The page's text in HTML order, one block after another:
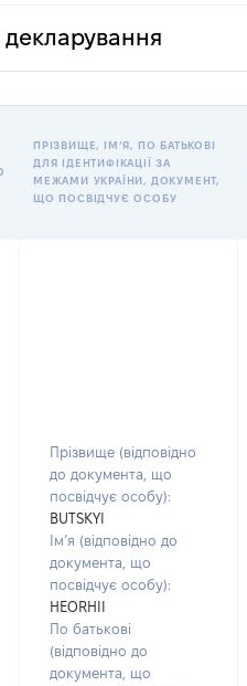
декларування
ПРІЗВИЩЕ, ІМʼЯ, ПО БАТЬКОВІ
ДЛЯ ІДЕНТИФІКАЦІЇ ЗА
МЕЖАМИ УКРАЇНИ, ДОКУМЕНТ,
ЩО ПОСВІДЧУЄ ОСОБУ
Прізвище (відповідно
до документа, що
посвідчує особу):
BUTSKYI
Ім’я (відповідно до
документа, що
посвідчує особу):
HEORHII
По батькові
(відповідно до
документа, що